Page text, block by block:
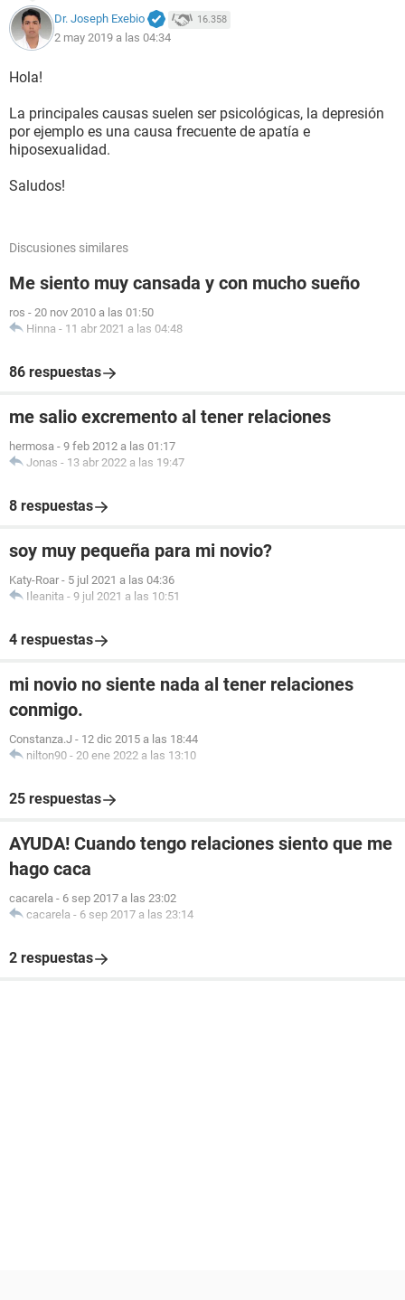
Dr. Joseph Exebio 16.358
2 may 2019 a las 04:34
Hola!
La principales causas suelen ser psicológicas, la depresión
por ejemplo es una causa frecuente de apatía e
hiposexualidad.
Saludos!
Discusiones similares
Me siento muy cansada y con mucho sueño
ros - 20 nov 2010 a las 01:50
Hinna - 11 abr 2021 a las 04:48
86 respuestas
me salio excremento al tener relaciones
hermosa - 9 feb 2012 a las 01:17
Jonas - 13 abr 2022 a las 19:47
8 respuestas
soy muy pequeña para mi novio?
Katy-Roar - 5 jul 2021 a las 04:36
Ileanita - 9 jul 2021 a las 10:51
4 respuestas
mi novio no siente nada al tener relaciones
conmigo.
Constanza.J - 12 dic 2015 a las 18:44
nilton90 - 20 ene 2022 a las 13:10
25 respuestas
AYUDA! Cuando tengo relaciones siento que me
hago caca
cacarela - 6 sep 2017 a las 23:02
cacarela - 6 sep 2017 a las 23:14
2 respuestas